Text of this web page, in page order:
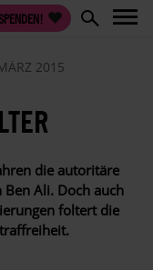
2015
die autoritäre
Ali. Doch auch
foltert die